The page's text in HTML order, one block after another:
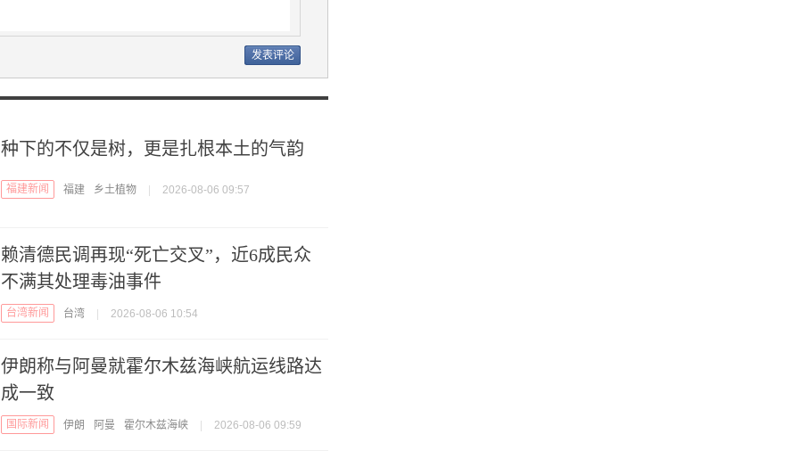
种下的不仅是树，更是扎根本土的气韵
福建新闻 福建 乡土植物 2026-08-06 09:57
赖清德民调再现“死亡交叉”，近6成民众
不满其处理毒油事件
台湾新闻 台湾 2026-08-06 10:54
伊朗称与阿曼就霍尔木兹海峡航运线路达
成一致
国际新闻 伊朗 阿曼 霍尔木兹海峡 2026-08-06 09:59